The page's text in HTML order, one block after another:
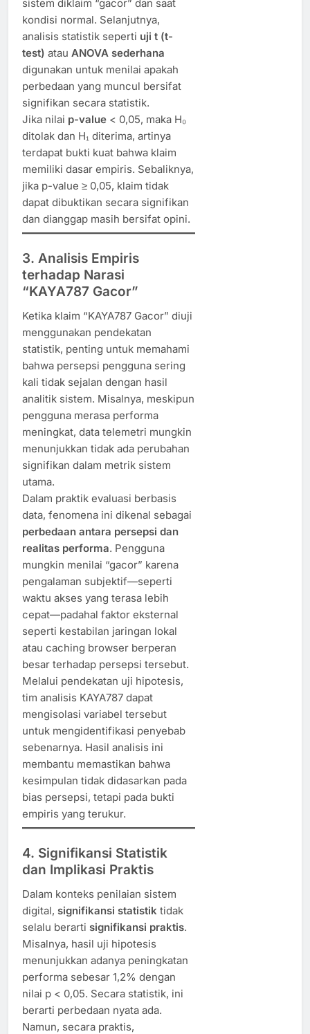
sistem diklaim “gacor” dan saat
kondisi normal. Selanjutnya,
analisis statistik seperti uji t (t-
test) atau ANOVA sederhana
digunakan untuk menilai apakah
perbedaan yang muncul bersifat
signifikan secara statistik.
Jika nilai p-value < 0,05, maka H₀
ditolak dan H₁ diterima, artinya
terdapat bukti kuat bahwa klaim
memiliki dasar empiris. Sebaliknya,
jika p-value ≥ 0,05, klaim tidak
dapat dibuktikan secara signifikan
dan dianggap masih bersifat opini.
3. Analisis Empiris
terhadap Narasi
“KAYA787 Gacor”
Ketika klaim “KAYA787 Gacor” diuji
menggunakan pendekatan
statistik, penting untuk memahami
bahwa persepsi pengguna sering
kali tidak sejalan dengan hasil
analitik sistem. Misalnya, meskipun
pengguna merasa performa
meningkat, data telemetri mungkin
menunjukkan tidak ada perubahan
signifikan dalam metrik sistem
utama.
Dalam praktik evaluasi berbasis
data, fenomena ini dikenal sebagai
perbedaan antara persepsi dan
realitas performa. Pengguna
mungkin menilai “gacor” karena
pengalaman subjektif—seperti
waktu akses yang terasa lebih
cepat—padahal faktor eksternal
seperti kestabilan jaringan lokal
atau caching browser berperan
besar terhadap persepsi tersebut.
Melalui pendekatan uji hipotesis,
tim analisis KAYA787 dapat
mengisolasi variabel tersebut
untuk mengidentifikasi penyebab
sebenarnya. Hasil analisis ini
membantu memastikan bahwa
kesimpulan tidak didasarkan pada
bias persepsi, tetapi pada bukti
empiris yang terukur.
4. Signifikansi Statistik
dan Implikasi Praktis
Dalam konteks penilaian sistem
digital, signifikansi statistik tidak
selalu berarti signifikansi praktis.
Misalnya, hasil uji hipotesis
menunjukkan adanya peningkatan
performa sebesar 1,2% dengan
nilai p < 0,05. Secara statistik, ini
berarti perbedaan nyata ada.
Namun, secara praktis,